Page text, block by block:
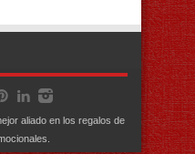
aliado en los regalos de